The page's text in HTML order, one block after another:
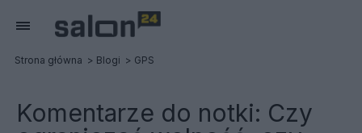
Strona główna Blogi GPS
Komentarze do notki: Czy